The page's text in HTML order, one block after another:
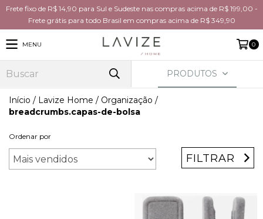
Frete fixo de R$ 14,90 para Sul e Sudeste nas compras acima de R$ 199,00 -
Frete grátis para todo Brasil em compras acima de R$ 349,90
MENU 0
PRODUTOS
Início / Lavize Home / Organização /
breadcrumbs.capas-de-bolsa
Ordenar por
FILTRAR